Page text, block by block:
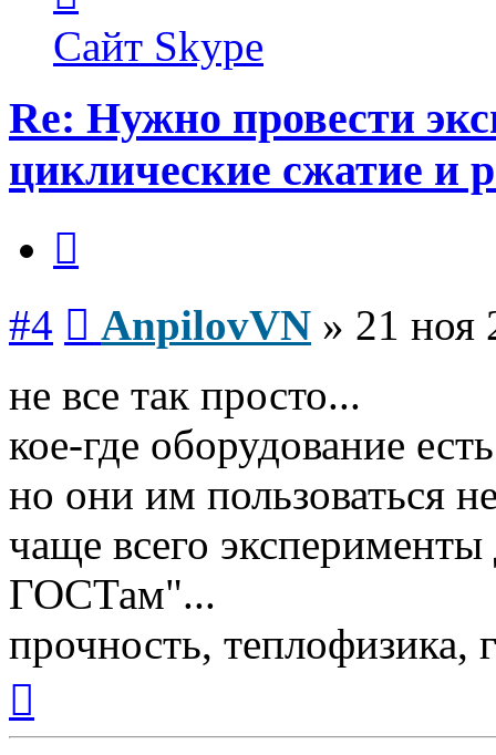
пользователя
AnpilovVN
Сайт Skype
Re: Нужно провести
циклические сжатие и
#4 AnpilovVN » 21 ноя
не все так просто...
кое-где оборудование есть
но они им пользоваться
чаще всего
ГОСТам"...
прочность, теплофизика,
началу